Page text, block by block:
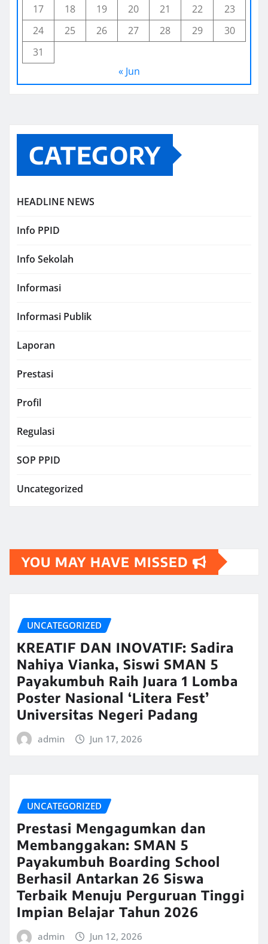
17 18 19 20 21 22
23
24
25 26 27 28 29
30
31
« Jun
CATEGORY
HEADLINE NEWS
Info PPID
Info Sekolah
Informasi
Informasi Publik
Laporan
Prestasi
Profil
Regulasi
SOP PPID
Uncategorized
YOU MAY HAVE MISSED
UNCATEGORIZED
KREATIF DAN INOVATIF: Sadira
Nahiya Vianka, Siswi SMAN 5
Payakumbuh Raih Juara 1 Lomba
Poster Nasional ‘Litera Fest’
Universitas Negeri Padang
admin Jun 17, 2026
UNCATEGORIZED
Prestasi Mengagumkan dan
Membanggakan: SMAN 5
Payakumbuh Boarding School
Berhasil Antarkan 26 Siswa
Terbaik Menuju Perguruan Tinggi
Impian Belajar Tahun 2026
admin Jun 12, 2026